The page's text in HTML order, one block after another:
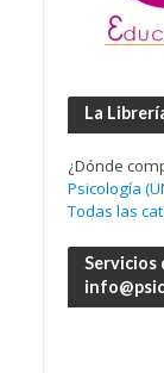
La
¿Dónde
Psicología
Todas las
Servicios